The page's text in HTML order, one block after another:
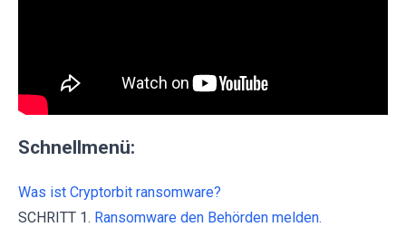
Schnellmenü:
Was ist Cryptorbit ransomware?
SCHRITT 1. Ransomware den Behörden melden.